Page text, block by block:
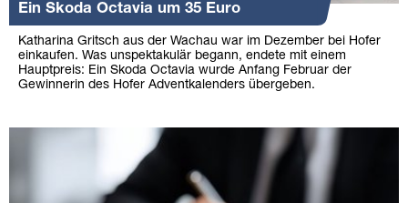
Ein Skoda Octavia um 35 Euro
Katharina Gritsch aus der Wachau war im Dezember bei Hofer
einkaufen. Was unspektakulär begann, endete mit einem
Hauptpreis: Ein Skoda Octavia wurde Anfang Februar der
Gewinnerin des Hofer Adventkalenders übergeben.